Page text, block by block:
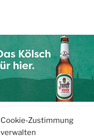
Cookie-Zustimmung
verwalten